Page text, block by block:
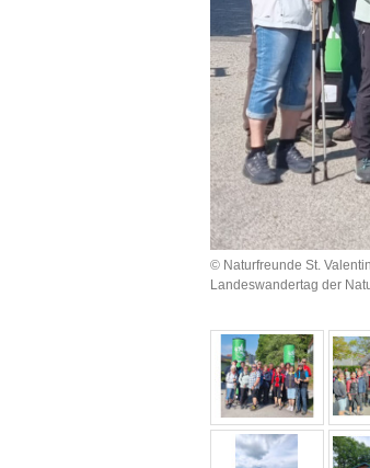
© Naturfreunde St. Valentin
Landeswandertag der